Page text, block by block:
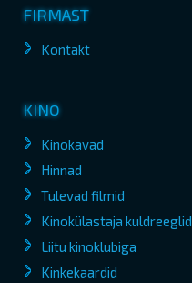
FIRMAST
Kontakt
KINO
Kinokavad
Hinnad
Tulevad filmid
Kinokülastaja kuldreeglid
Liitu kinoklubiga
Kinkekaardid